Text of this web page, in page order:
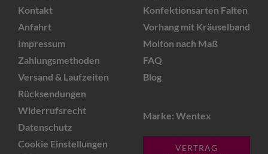
Kontakt
Anfahrt
Impressum
Zahlungsmethoden
Versand & Laufzeiten
Rücksendungen
Widerrufsrecht
Datenschutz
Cookie Einstellungen
Konfektionsarten Falten
Vorhang mit Kräuselband
Molton nach Maß
FAQ
Blog
Marke: Wentex
VERTRAG